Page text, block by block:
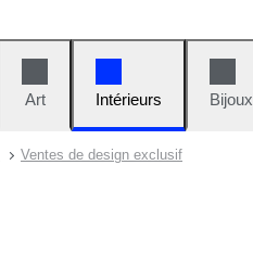
Art
Intérieurs Bijoux
Ventes de design exclusif